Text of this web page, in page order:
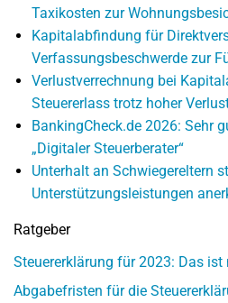
Taxikosten zur
Kapitalabfindung für
Verfassungsbeschwerde zur
Verlustverrechnung bei
Steuererlass trotz hoher
BankingCheck.de 2026: Sehr
„Digitaler Steuerberater“
Unterhalt an Schwiegereltern
Unterstützungsleistungen
Ratgeber
Steuererklärung für 2023: Das ist
Abgabefristen für die